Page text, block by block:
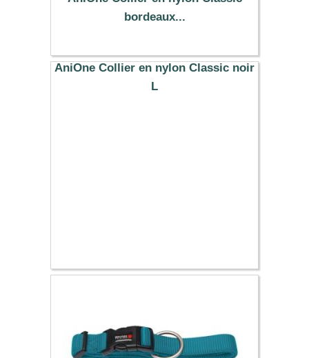
bordeaux...
10.99 €
AniOne Collier en nylon Classic noir
L